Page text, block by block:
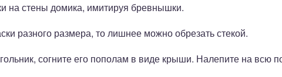
на стены домика, имитируя бревнышки.
разного размера, то лишнее можно обрезать стекой.
согните его пополам в виде крыши. Налепите на всю